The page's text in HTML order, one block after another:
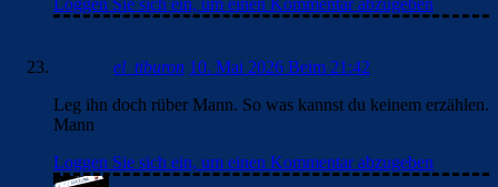
el_tiburon 10. Mai 2026 Beim 21:42
Leg ihn doch rüber Mann. So was kannst du keinem erzählen.
Mann
Loggen Sie sich ein, um einen Kommentar abzugeben